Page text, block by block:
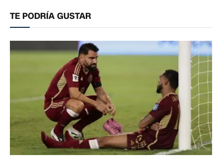
TE PODRÍA GUSTAR